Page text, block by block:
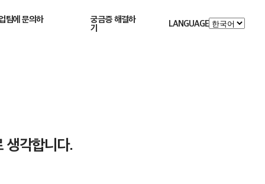
팀에 문의하 궁금증 해결하
기 LANGUAGE
생각합니다.